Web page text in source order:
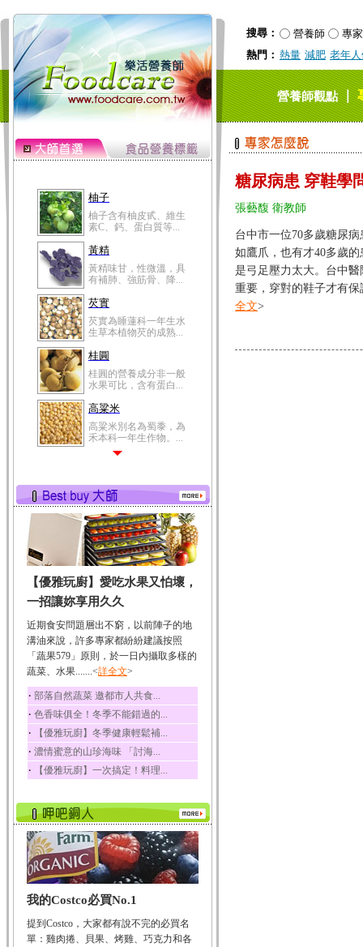
搜尋： 營養師
專家
熱門： 熱量 減肥 老年
營養師觀點｜
柚子
柚子含有柚皮甙、維生
素C、鈣、蛋白質等...
黃精
黃精味甘，性微溫，具
有補肺、強筋骨、降...
芡實
芡實為睡蓮科一年生水
生草本植物芡的成熟...
桂圓
桂圓的營養成分非一般
水果可比，含有蛋白...
高粱米
高粱米別名為蜀黍，為
禾本科一年生作物。...
有蛋白質、脂肪、磷...
鮪魚
鮪魚肚肉中的不飽和脂
肪酸內富含EPA和DH...
韭菜
韭菜所含的膳食纖維能
幫助消化與通便；揮...
冬瓜
冬瓜營養價值高，鈉含
量極低是水腫病人的...
豆豉
豆豉裡頭含有營養的蛋
白質、脂肪、鈣、磷...
榛果
榛果裡所含的營養素有
蛋白質、脂肪、醣類...
迷迭香
酸、迷迭香酸、植物...
咖啡
咖啡中的咖啡因會刺激
中樞神經系統，特別...
椰子
椰子含有糖類、脂肪、
荔枝
【優雅玩廚】愛吃水果又怕壞，
一招讓妳享用久久
近期食安問題層出不窮，以前陣子的地
溝油來說，許多專家都紛紛建議按照
「蔬果579」原則，於一日內攝取多樣的
蔬菜、水果.......<詳全文>
‧ 部落自然蔬菜 邀都市人共食...
‧ 色香味俱全！冬季不能錯過的...
‧ 【優雅玩廚】冬季健康輕鬆補...
‧ 濃情蜜意的山珍海味 「討海...
‧ 【優雅玩廚】一次搞定！料理...
我的Costco必買No.1
提到Costco，大家都有說不完的必買名
單：雞肉捲、貝果、烤雞、巧克力和各
糖尿病患 穿鞋學
張藝馥 衛教師
台中市一位70多歲糖尿
如鷹爪，也有才40多歲
是弓足壓力太大。台中
重要，穿對的鞋子才有
全文>